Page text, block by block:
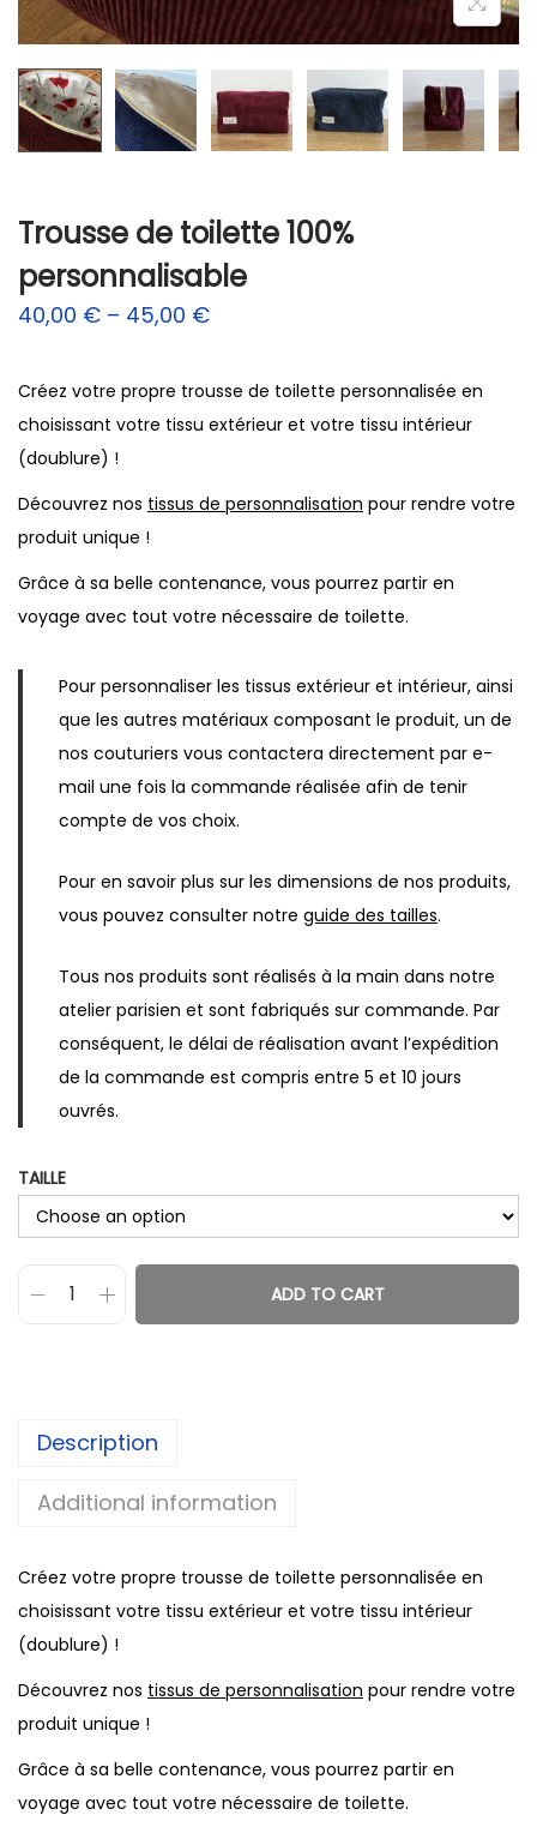
n
Trousse de toilette 100%
personnalisable
40,00 € – 45,00 €
Créez votre propre trousse de toilette personnalisée en
choisissant votre tissu extérieur et votre tissu intérieur
(doublure) !
Découvrez nos tissus de personnalisation pour rendre votre
produit unique !
Grâce à sa belle contenance, vous pourrez partir en
voyage avec tout votre nécessaire de toilette.
Pour personnaliser les tissus extérieur et intérieur, ainsi
que les autres matériaux composant le produit, un de
nos couturiers vous contactera directement par e-
mail une fois la commande réalisée afin de tenir
compte de vos choix.
Pour en savoir plus sur les dimensions de nos produits,
vous pouvez consulter notre guide des tailles.
Tous nos produits sont réalisés à la main dans notre
atelier parisien et sont fabriqués sur commande. Par
conséquent, le délai de réalisation avant l’expédition
de la commande est compris entre 5 et 10 jours
ouvrés.
TAILLE
s
e
e
t
o
l
t
t
ADD TO CART
Description
Additional information
Créez votre propre trousse de toilette personnalisée en
choisissant votre tissu extérieur et votre tissu intérieur
(doublure) !
Découvrez nos tissus de personnalisation pour rendre votre
produit unique !
Grâce à sa belle contenance, vous pourrez partir en
voyage avec tout votre nécessaire de toilette.